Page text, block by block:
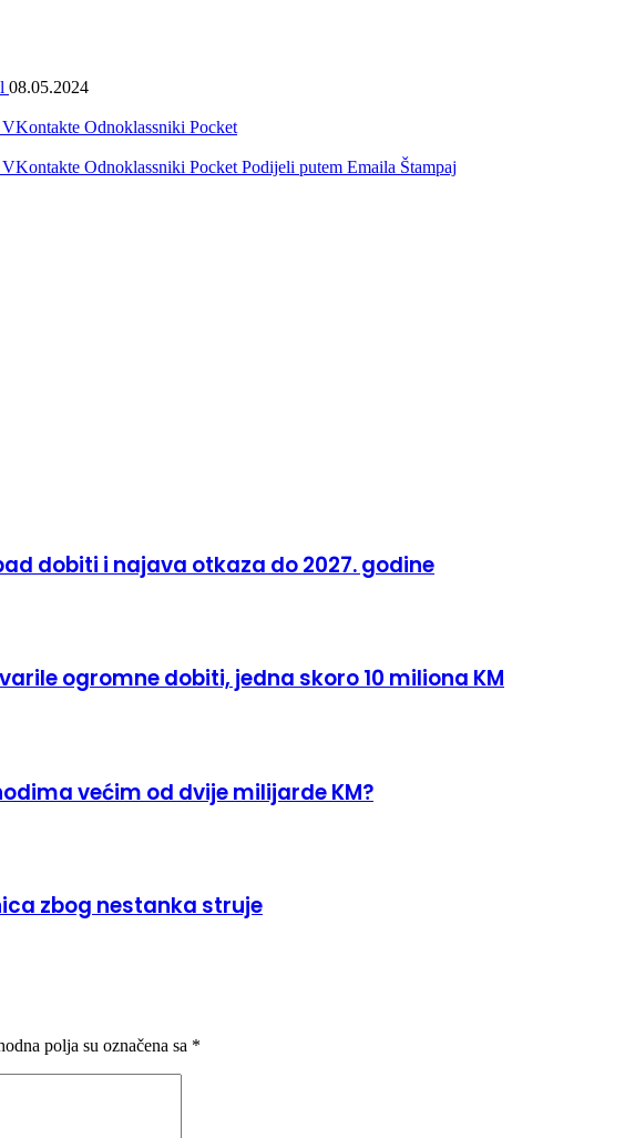
08.05.2024
VKontakte Odnoklassniki Pocket
VKontakte Odnoklassniki Pocket Podijeli putem Emaila Štampaj
dobiti i najava otkaza do 2027. godine
ogromne dobiti, jedna skoro 10 miliona KM
većim od dvije milijarde KM?
zbog nestanka struje
polja su označena sa *